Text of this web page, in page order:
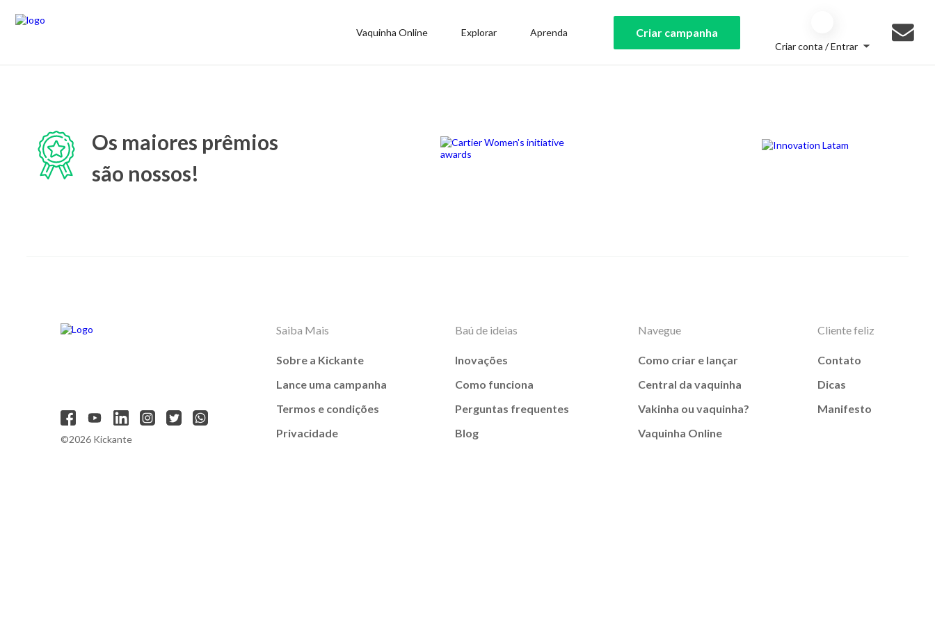
Vaquinha Online Explorar Aprenda Criar campanha
Criar conta / Entrar
Os maiores prêmios
são nossos!
©2026 Kickante
Saiba Mais
Sobre a Kickante
Lance uma campanha
Termos e condições
Privacidade
Baú de ideias
Inovações
Como funciona
Perguntas frequentes
Blog
Navegue
Como criar e lançar
Central da vaquinha
Vakinha ou vaquinha?
Vaquinha Online
Cliente feliz
Contato
Dicas
Manifesto